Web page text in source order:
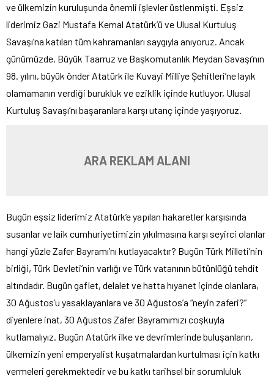
ve ülkemizin kuruluşunda önemli işlevler üstlenmişti. Eşsiz
liderimiz Gazi Mustafa Kemal Atatürk’ü ve Ulusal Kurtuluş
Savaşı’na katılan tüm kahramanları saygıyla anıyoruz. Ancak
günümüzde, Büyük Taarruz ve Başkomutanlık Meydan Savaşı’nın
98. yılını, büyük önder Atatürk ile Kuvayi Milliye Şehitleri’ne layık
olamamanın verdiği burukluk ve eziklik içinde kutluyor, Ulusal
Kurtuluş Savaşı’nı başaranlara karşı utanç içinde yaşıyoruz.
ARA REKLAM ALANI
Bugün eşsiz liderimiz Atatürk’e yapılan hakaretler karşısında
susanlar ve laik cumhuriyetimizin yıkılmasına karşı seyirci olanlar
hangi yüzle Zafer Bayramı’nı kutlayacaktır? Bugün Türk Milleti’nin
birliği, Türk Devleti’nin varlığı ve Türk vatanının bütünlüğü tehdit
altındadır. Bugün gaflet, delalet ve hatta hıyanet içinde olanlara,
30 Ağustos’u yasaklayanlara ve 30 Ağustos’a “neyin zaferi?”
diyenlere inat, 30 Ağustos Zafer Bayramımızı coşkuyla
kutlamalıyız. Bugün Atatürk ilke ve devrimlerinde buluşanların,
ülkemizin yeni emperyalist kuşatmalardan kurtulması için katkı
vermeleri gerekmektedir ve bu katkı tarihsel bir sorumluluk